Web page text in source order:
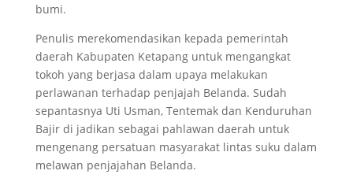
bumi.
Penulis merekomendasikan kepada pemerintah
daerah Kabupaten Ketapang untuk mengangkat
tokoh yang berjasa dalam upaya melakukan
perlawanan terhadap penjajah Belanda. Sudah
sepantasnya Uti Usman, Tentemak dan Kenduruhan
Bajir di jadikan sebagai pahlawan daerah untuk
mengenang persatuan masyarakat lintas suku dalam
melawan penjajahan Belanda.